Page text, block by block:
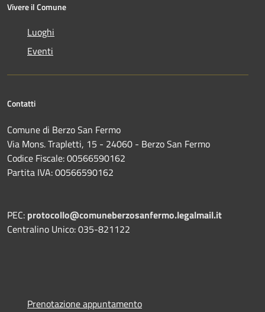
Vivere il Comune
Luoghi
Eventi
Contatti
Comune di Berzo San Fermo
Via Mons. Trapletti, 15 - 24060 - Berzo San Fermo
Codice Fiscale: 00566590162
Partita IVA: 00566590162
PEC: protocollo@comuneberzosanfermo.legalmail.it
Centralino Unico: 035-821122
Prenotazione appuntamento